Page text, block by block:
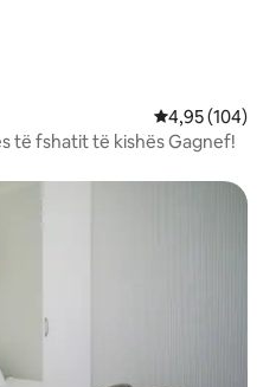
Vlerësimi
4,95 (104)
të fshatit të kishës Gagnef!